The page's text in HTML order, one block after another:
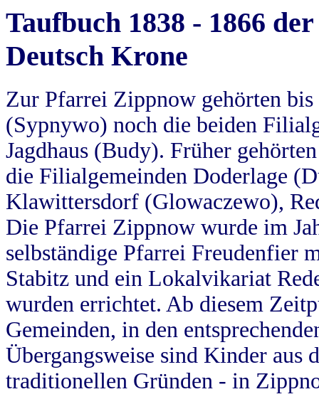
Taufbuch 1838 - 1866
Deutsch Krone
Zur Pfarrei Zippnow gehörten
(Sypnywo) noch die beiden
Jagdhaus (Budy). Früher
die Filialgemeinden Doderlage
Klawittersdorf (Glowaczewo),
Die Pfarrei Zippnow wurde im
selbständige Pfarrei Freudenfier
Stabitz und ein Lokalvikariat
wurden errichtet. Ab diesem
Gemeinden, in den
Übergangsweise sind Kinder aus
traditionellen Gründen - in